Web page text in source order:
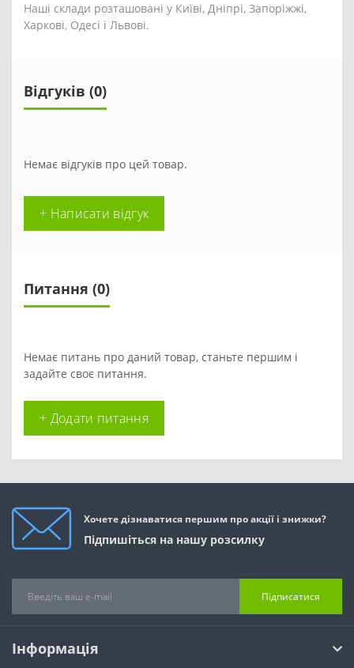
Наші склади розташовані у Київі, Дніпрі, Запоріжжі,
Харкові, Одесі і Львові.
Відгуків (0)
Немає відгуків про цей товар.
+ Написати відгук
Питання (0)
Немає питань про даний товар, станьте першим і
задайте своє питання.
+ Додати питання
Хочете дізнаватися першим про акції і знижки?
Підпишіться на нашу розсилку
Підписатися
Інформація